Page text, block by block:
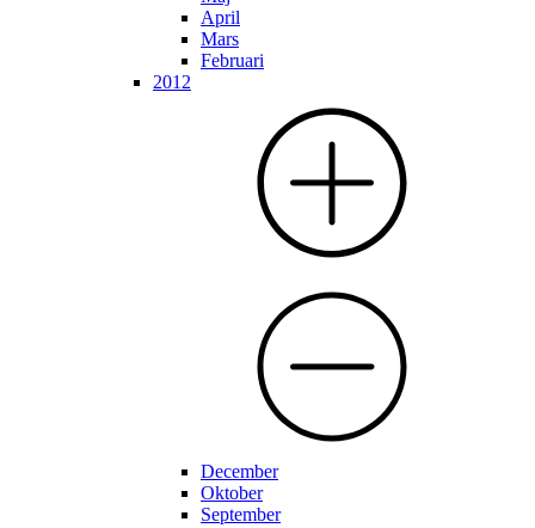
April
Mars
Februari
2012
December
Oktober
September